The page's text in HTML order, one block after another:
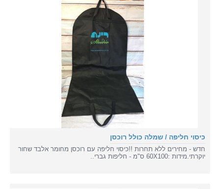
כיסוי חליפה / שמלה כולל רוכסן
חדש - מחירים ללא תחרות !!כיסוי חליפה עם רוכסן מחומר אלבד שחור
יוקרתי.מידות :60X100 ס"מ - חליפות גברי..